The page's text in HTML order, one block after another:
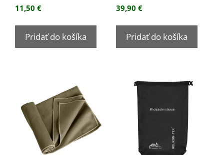
11,50 €
Pridať do košíka
39,90 €
Pridať do košíka